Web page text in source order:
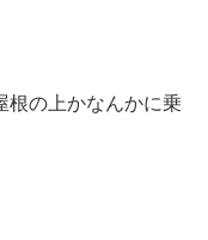
根の上かなんかに乗